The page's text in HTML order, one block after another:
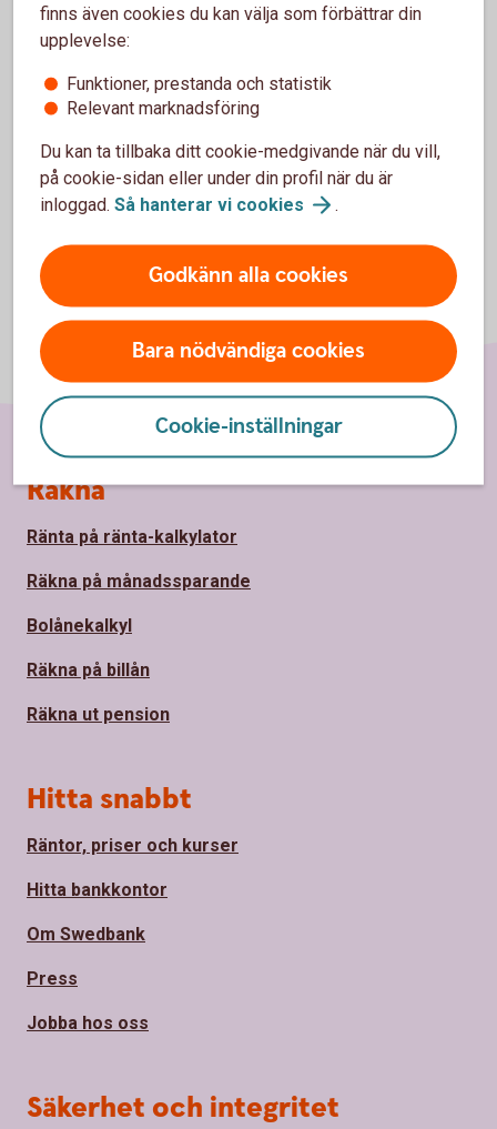
telefon 072 242 99 62, e-post arturo.arques@swedbank.se
Love Liman Jacobsson, pressansvarig, telefon 072 233 92
finns även cookies du kan välja som förbättrar din
upplevelse:
Funktioner, prestanda och statistik
Relevant marknadsföring
Du kan ta tillbaka ditt cookie-medgivande när du vill,
på cookie-sidan eller under din profil när du är
inloggad. Så hanterar vi cookies .
Godkänn alla cookies
Bara nödvändiga cookies
Cookie-inställningar
Sidfot
Räkna
Ränta på ränta-kalkylator
Räkna på månadssparande
Bolånekalkyl
Räkna på billån
Räkna ut pension
Hitta snabbt
Räntor, priser och kurser
Hitta bankkontor
Om Swedbank
Press
Jobba hos oss
Säkerhet och integritet